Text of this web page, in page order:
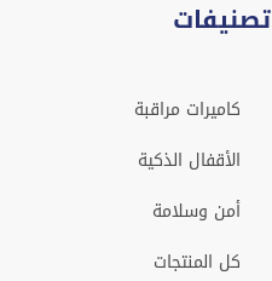
تصنيفات
كاميرات مراقبة
الأقفال الذكية
أمن وسلامة
كل المنتجات